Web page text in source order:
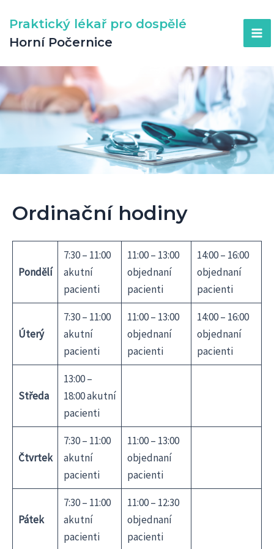
obsah
Praktický lékař pro dospělé
Horní Počernice
Ordinační hodiny
Pondělí
7:30 – 11:00
akutní
pacienti
11:00 – 13:00
objednaní
pacienti
14:00 – 16:00
objednaní
pacienti
Úterý
7:30 – 11:00
akutní
pacienti
11:00 – 13:00
objednaní
pacienti
14:00 – 16:00
objednaní
pacienti
Středa
13:00 –
18:00 akutní
pacienti
Čtvrtek
7:30 – 11:00
akutní
pacienti
11:00 – 13:00
objednaní
pacienti
Pátek
7:30 – 11:00
akutní
pacienti
11:00 – 12:30
objednaní
pacienti